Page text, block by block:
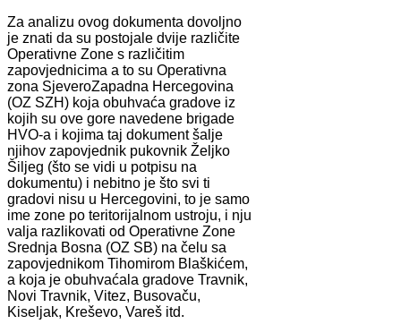
Za analizu ovog dokumenta dovoljno
je znati da su postojale dvije različite
Operativne Zone s različitim
zapovjednicima a to su Operativna
zona SjeveroZapadna Hercegovina
(OZ SZH) koja obuhvaća gradove iz
kojih su ove gore navedene brigade
HVO-a i kojima taj dokument šalje
njihov zapovjednik pukovnik Željko
Šiljeg (što se vidi u potpisu na
dokumentu) i nebitno je što svi ti
gradovi nisu u Hercegovini, to je samo
ime zone po teritorijalnom ustroju, i nju
valja razlikovati od Operativne Zone
Srednja Bosna (OZ SB) na čelu sa
zapovjednikom Tihomirom Blaškićem,
a koja je obuhvaćala gradove Travnik,
Novi Travnik, Vitez, Busovaču,
Kiseljak, Kreševo, Vareš itd.